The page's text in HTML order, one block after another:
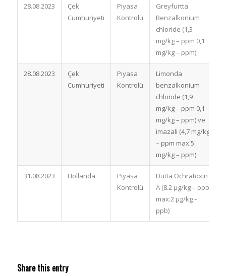
28.08.2023
Çek
Cumhuriyeti
Piyasa
Kontrolü
Greyfurtta
Benzalkonium
chloride (1,3
mg/kg – ppm 0,1
mg/kg – ppm)
28.08.2023
Çek
Cumhuriyeti
Piyasa
Kontrolü
Limonda
benzalkonium
chloride (1,9
mg/kg – ppm 0,1
mg/kg – ppm) ve
imazali (4,7 mg/kg
– ppm max.5
mg/kg – ppm)
31.08.2023 Hollanda
Piyasa
Kontrolü
Dutta Ochratoxin
A (8.2 µg/kg – ppb
max.2 µg/kg –
ppb)
Share this entry